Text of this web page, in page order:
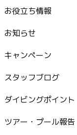
お役立ち情報
お知らせ
キャンペーン
スタッフブログ
ダイビングポイント
ツアー・プール報告